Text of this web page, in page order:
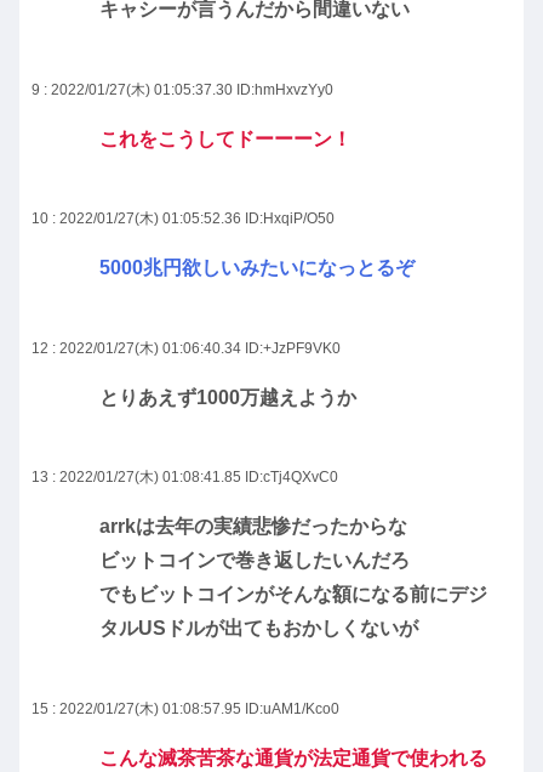
キャシーが言うんだから間違いない
9 : 2022/01/27(木) 01:05:37.30 ID:hmHxvzYy0
これをこうしてドーーーン！
10 : 2022/01/27(木) 01:05:52.36 ID:HxqiP/O50
5000兆円欲しいみたいになっとるぞ
12 : 2022/01/27(木) 01:06:40.34 ID:+JzPF9VK0
とりあえず1000万越えようか
13 : 2022/01/27(木) 01:08:41.85 ID:cTj4QXvC0
arrkは去年の実績悲惨だったからな
ビットコインで巻き返したいんだろ
でもビットコインがそんな額になる前にデジ
タルUSドルが出てもおかしくないが
15 : 2022/01/27(木) 01:08:57.95 ID:uAM1/Kco0
こんな滅茶苦茶な通貨が法定通貨で使われる